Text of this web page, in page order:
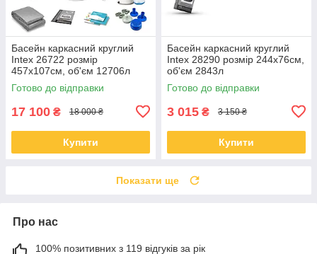
Басейн каркасний круглий
Intex 26722 розмір
457x107см, об'єм 12706л
(картриджний фільтр-насос,
драбина, тент, підкладка)
Готово до відправки
17 100 ₴ 18 000 ₴
Купити
Басейн каркасний круглий
Intex 28290 розмір 244x76см,
об'єм 2843л
Готово до відправки
3 015 ₴ 3 150 ₴
Купити
Показати ще
Про нас
100% позитивних з 119 відгуків за рік